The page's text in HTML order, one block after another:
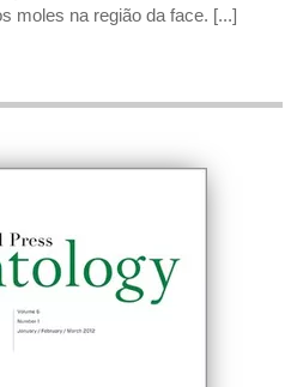
moles na região da face. [...]